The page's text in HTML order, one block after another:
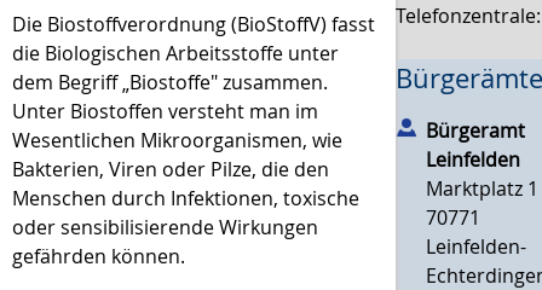
Die Biostoffverordnung (BioStoffV) fasst
die Biologischen Arbeitsstoffe unter
dem Begriff „Biostoffe" zusammen.
Unter Biostoffen versteht man im
Wesentlichen Mikroorganismen, wie
Bakterien, Viren oder Pilze, die den
Menschen durch Infektionen, toxische
oder sensibilisierende Wirkungen
gefährden können.
Bürgeramt
Leinfelden
Marktplatz 1
70771
Leinfelden-